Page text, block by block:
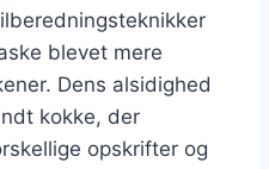
blevet mere
Dens alsidighed
kokke, der
opskrifter og